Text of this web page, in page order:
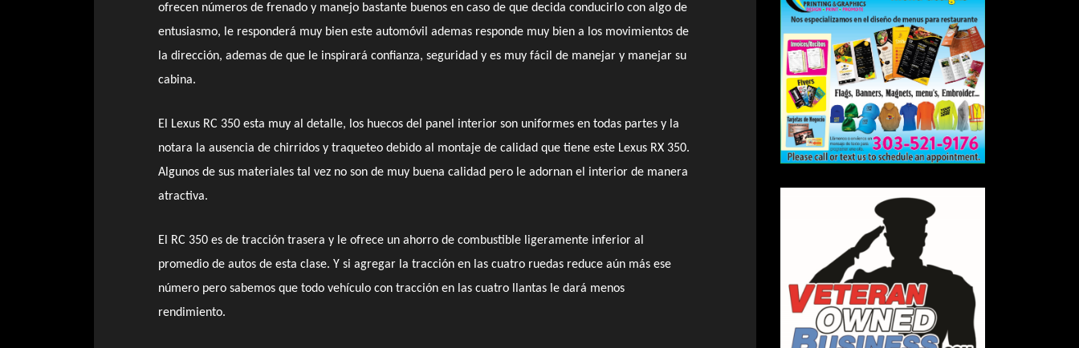
ofrecen números de frenado y manejo bastante buenos en caso de que decida conducirlo con algo de
entusiasmo, le responderá muy bien este automóvil ademas responde muy bien a los movimientos de
la dirección, ademas de que le inspirará confianza, seguridad y es muy fácil de manejar y manejar su
cabina.
El Lexus RC 350 esta muy al detalle, los huecos del panel interior son uniformes en todas partes y la
notara la ausencia de chirridos y traqueteo debido al montaje de calidad que tiene este Lexus RX 350.
Algunos de sus materiales tal vez no son de muy buena calidad pero le adornan el interior de manera
atractiva.
El RC 350 es de tracción trasera y le ofrece un ahorro de combustible ligeramente inferior al
promedio de autos de esta clase. Y si agregar la tracción en las cuatro ruedas reduce aún más ese
número pero sabemos que todo vehículo con tracción en las cuatro llantas le dará menos
rendimiento.